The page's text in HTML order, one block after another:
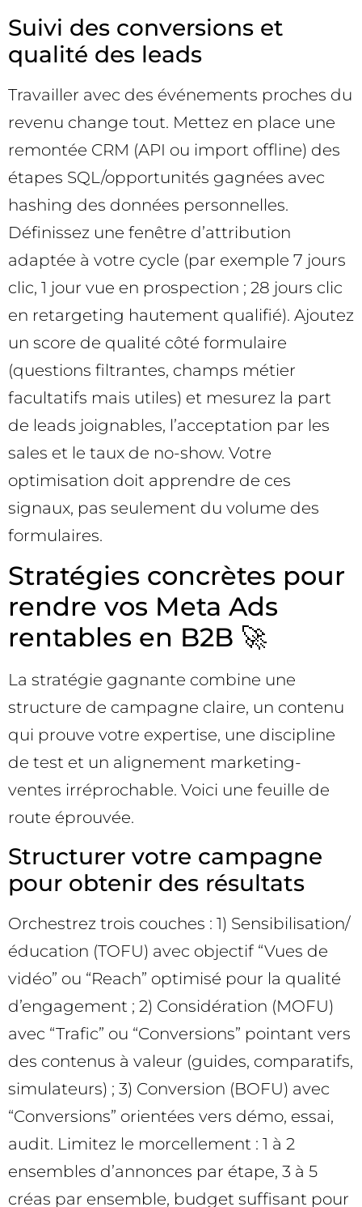
Suivi des conversions et
qualité des leads
Travailler avec des événements proches du
revenu change tout. Mettez en place une
remontée CRM (API ou import offline) des
étapes SQL/opportunités gagnées avec
hashing des données personnelles.
Définissez une fenêtre d’attribution
adaptée à votre cycle (par exemple 7 jours
clic, 1 jour vue en prospection ; 28 jours clic
en retargeting hautement qualifié). Ajoutez
un score de qualité côté formulaire
(questions filtrantes, champs métier
facultatifs mais utiles) et mesurez la part
de leads joignables, l’acceptation par les
sales et le taux de no-show. Votre
optimisation doit apprendre de ces
signaux, pas seulement du volume des
formulaires.
Stratégies concrètes pour
rendre vos Meta Ads
rentables en B2B 🚀
La stratégie gagnante combine une
structure de campagne claire, un contenu
qui prouve votre expertise, une discipline
de test et un alignement marketing-
ventes irréprochable. Voici une feuille de
route éprouvée.
Structurer votre campagne
pour obtenir des résultats
Orchestrez trois couches : 1) Sensibilisation/
éducation (TOFU) avec objectif “Vues de
vidéo” ou “Reach” optimisé pour la qualité
d’engagement ; 2) Considération (MOFU)
avec “Trafic” ou “Conversions” pointant vers
des contenus à valeur (guides, comparatifs,
simulateurs) ; 3) Conversion (BOFU) avec
“Conversions” orientées vers démo, essai,
audit. Limitez le morcellement : 1 à 2
ensembles d’annonces par étape, 3 à 5
créas par ensemble, budget suffisant pour